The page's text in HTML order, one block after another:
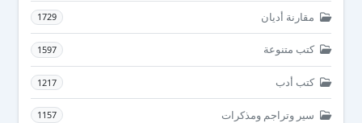
مقارنة أديان 1729
كتب متنوعة 1597
كتب أدب 1217
سير وتراجم ومذكرات 1157